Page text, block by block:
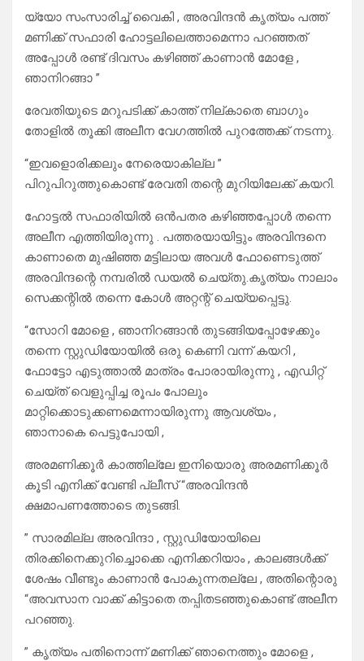
യ്യോ സംസാരിച്ച് വൈകി , അരവിന്ദന്‍ കൃത്യം പത്ത്
മണിക്ക് സഫാരി ഹോട്ടലിലെത്താമെന്നാ പറഞ്ഞത്
അപ്പോള്‍ രണ്ട് ദിവസം കഴിഞ്ഞ് കാണാന്‍ മോളേ ,
ഞാനിറങ്ങാ ”
രേവതിയുടെ മറുപടിക്ക് കാത്ത് നില്കാതെ ബാഗും
തോളില്‍ തൂക്കി അലീന വേഗത്തില്‍ പുറത്തേക്ക് നടന്നു.
“ഇവളൊരിക്കലും നേരെയാകില്ല ”
പിറുപിറുത്തുകൊണ്ട് രേവതി തന്റെ മുറിയിലേക്ക് കയറി.
ഹോട്ടല്‍ സഫാരിയില്‍ ഒന്‍പതര കഴിഞ്ഞപ്പോള്‍ തന്നെ
അലീന എത്തിയിരുന്നു . പത്തരയായിട്ടും അരവിന്ദനെ
കാണാതെ മുഷിഞ്ഞ മട്ടിലായ അവള്‍ ഫോണെടുത്ത്
അരവിന്ദന്റെ നമ്പരില്‍ ഡയല്‍ ചെയ്തു.കൃത്യം നാലാം
സെക്കന്റില്‍ തന്നെ കോള്‍ അറ്റന്റ് ചെയ്യപ്പെട്ടു.
“സോറി മോളെ , ഞാനിറങ്ങാന്‍ തുടങ്ങിയപ്പോഴേക്കും
തന്നെ സ്റ്റുഡിയോയില്‍ ഒരു കെണി വന്ന് കയറി ,
ഫോട്ടോ എടുത്താല്‍ മാത്രം പോരായിരുന്നു , എഡിറ്റ്
ചെയ്ത് വെളുപ്പിച്ച രൂപം പോലും
മാറ്റിക്കൊടുക്കണമെന്നായിരുന്നു ആവശ്യം ,
ഞാനാകെ പെട്ടുപോയി ,
അരമണിക്കൂര്‍ കാത്തില്ലേ ഇനിയൊരു അരമണിക്കൂര്‍
കൂടി എനിക്ക് വേണ്ടി പ്ലീസ് “അരവിന്ദന്‍
ക്ഷമാപണത്തോടെ തുടങ്ങി.
” സാരമില്ല അരവിന്ദാ , സ്റ്റുഡിയോയിലെ
തിരക്കിനെക്കുറിച്ചൊക്കെ എനിക്കറിയാം , കാലങ്ങള്‍ക്ക്
ശേഷം വീണ്ടും കാണാന്‍ പോകുന്നതല്ലേ , അതിന്റൊരു
“അവസാന വാക്ക് കിട്ടാതെ തപ്പിതടഞ്ഞുകൊണ്ട് അലീന
പറഞ്ഞു.
” കൃത്യം പതിനൊന്ന് മണിക്ക് ഞാനെത്തും മോളെ ,